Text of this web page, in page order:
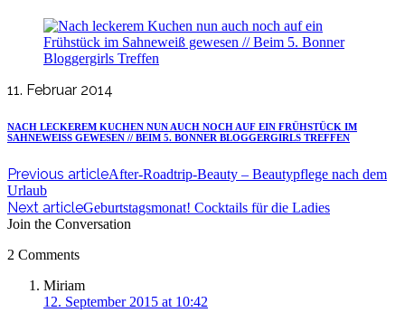
11. Februar 2014
NACH LECKEREM KUCHEN NUN AUCH NOCH AUF EIN FRÜHSTÜCK IM
SAHNEWEISS GEWESEN // BEIM 5. BONNER BLOGGERGIRLS TREFFEN
Previous articleAfter-Roadtrip-Beauty – Beautypflege nach dem
Urlaub
Next articleGeburtstagsmonat! Cocktails für die Ladies
Join the Conversation
2 Comments
says:
Miriam
12. September 2015 at 10:42